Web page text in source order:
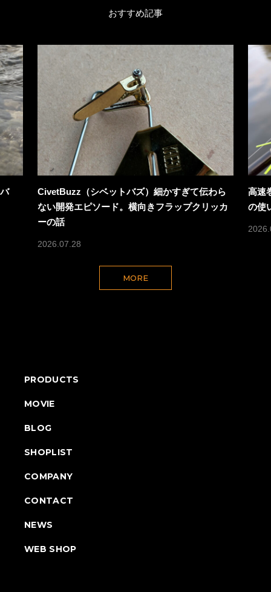
おすすめ記事
CivetBuzz（シベットバズ）細かすぎて伝わら
ない開発エピソード。横向きフラップクリッカ
ーの話
2026.07.28
高速
の使
MORE
PRODUCTS
MOVIE
BLOG
SHOPLIST
COMPANY
CONTACT
NEWS
WEB SHOP